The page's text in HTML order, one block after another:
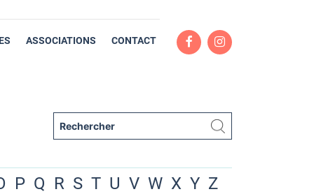
ASSOCIATIONS CONTACT
P Q R S T U V W X Y Z